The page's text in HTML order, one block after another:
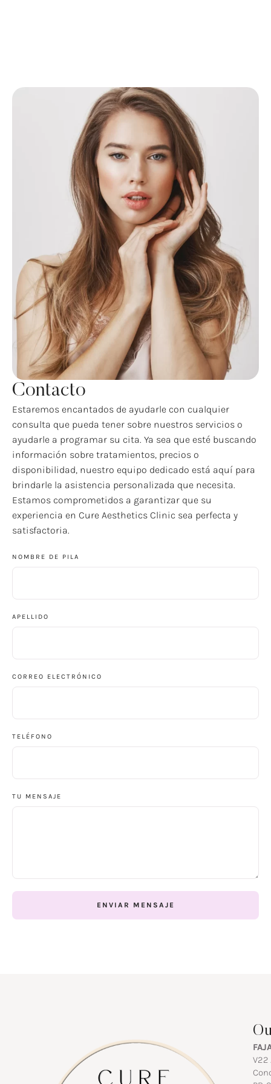
Contacto
Estaremos encantados de ayudarle con cualquier
consulta que pueda tener sobre nuestros servicios o
ayudarle a programar su cita. Ya sea que esté buscando
información sobre tratamientos, precios o
disponibilidad, nuestro equipo dedicado está aquí para
brindarle la asistencia personalizada que necesita.
Estamos comprometidos a garantizar que su
experiencia en Cure Aesthetics Clinic sea perfecta y
satisfactoria.
NOMBRE DE PILA
APELLIDO
CORREO ELECTRÓNICO
TELÉFONO
TU MENSAJE
ENVIAR MENSAJE
V22